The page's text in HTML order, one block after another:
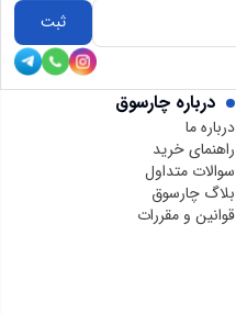
درباره چارسوق
درباره ما
راهنمای خرید
سوالات متداول
بلاگ چارسوق
قوانین و مقررات
ثبت